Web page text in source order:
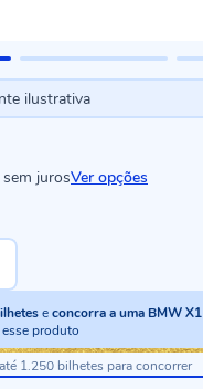
ilustrativa
sem jurosVer opções
econcorra a uma BMW X1
produto
1.250 bilhetes para concorrer